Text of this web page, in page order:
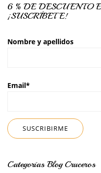
6 % DE DESCUENTO
¡SUSCRÍBETE!
Nombre y apellidos
Email*
Categorías Blog Cruceros